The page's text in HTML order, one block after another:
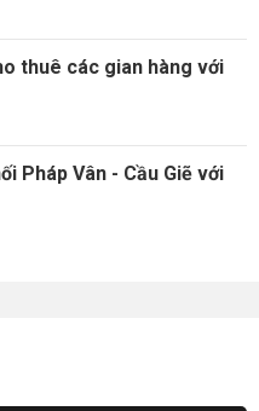
thuê các gian hàng với
Pháp Vân - Cầu Giẽ với